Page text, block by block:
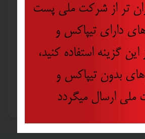
تر از شرکت ملی پست
دارای تیپاکس و
گزینه استفاده کنید،
بدون تیپاکس و
ارسال میگردد